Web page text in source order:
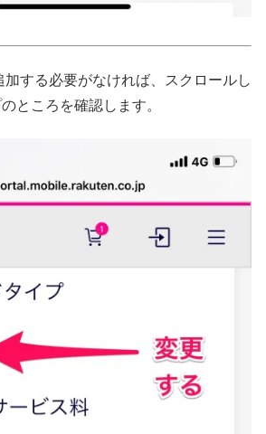
する必要がなければ、スクロールし
ところを確認します。